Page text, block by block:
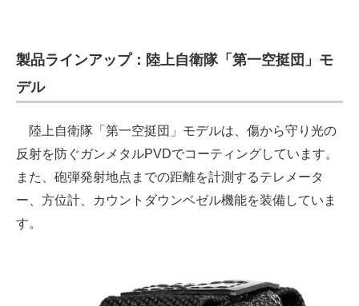
製品ラインアップ：陸上自衛隊「第一空挺団」モ
デル
陸上自衛隊「第一空挺団」モデルは、傷から守り光の
反射を防ぐガンメタルPVDでコーティングしています。
また、砲弾発射地点までの距離を計測するテレメータ
ー、方位計、カウントダウンベゼル機能を装備していま
す。